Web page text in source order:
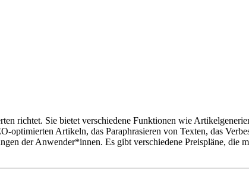
richtet. Sie bietet verschiedene Funktionen wie
Artikeln, das Paraphrasieren von Texten, das
der Anwender*innen. Es gibt verschiedene Preispläne, die